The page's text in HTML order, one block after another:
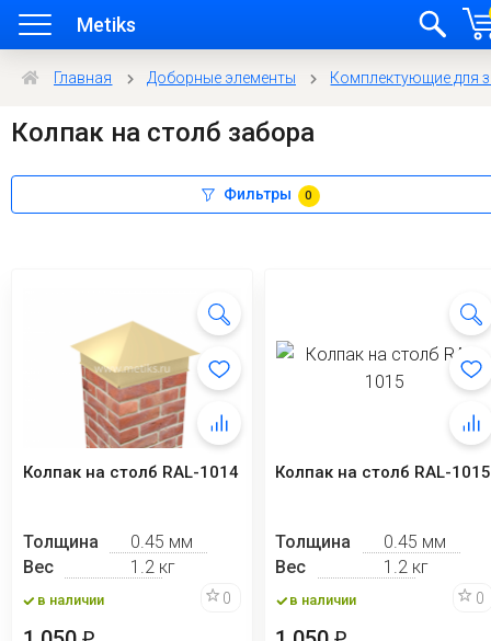
Metiks
Главная Доборные элементы Комплектующие для
Колпак на столб забора
Фильтры 0
Колпак на столб RAL-1014
Толщина
0.45 мм
Вес
1.2 кг
в наличии 0
Колпак на столб RAL-1015
Толщина
0.45 мм
Вес
1.2 кг
в наличии 0